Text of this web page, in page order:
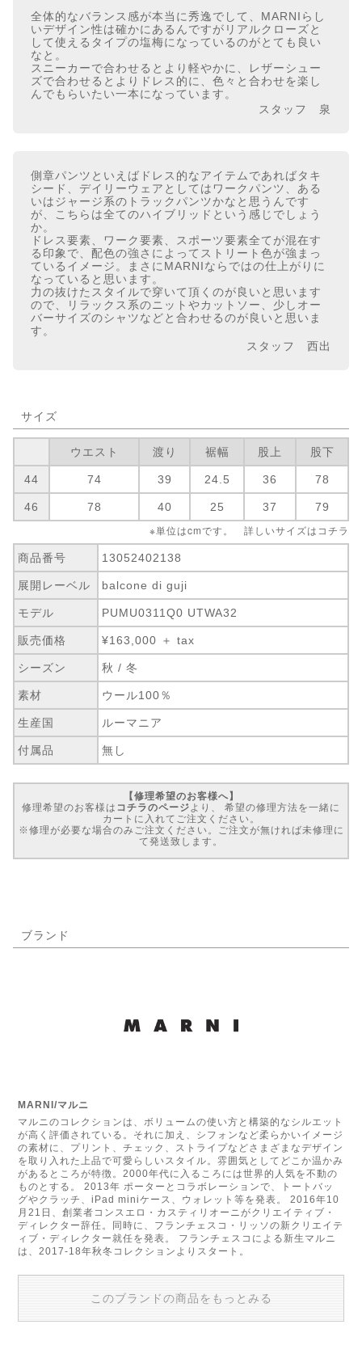
全体的なバランス感が本当に秀逸でして、MARNIらし
いデザイン性は確かにあるんですがリアルクローズと
して使えるタイプの塩梅になっているのがとても良い
なと。
スニーカーで合わせるとより軽やかに、レザーシュー
ズで合わせるとよりドレス的に、色々と合わせを楽し
んでもらいたい一本になっています。
スタッフ 泉
側章パンツといえばドレス的なアイテムであればタキ
シード、デイリーウェアとしてはワークパンツ、ある
いはジャージ系のトラックパンツかなと思うんです
が、こちらは全てのハイブリッドという感じでしょう
か。
ドレス要素、ワーク要素、スポーツ要素全てが混在す
る印象で、配色の強さによってストリート色が強まっ
ているイメージ。まさにMARNIならではの仕上がりに
なっていると思います。
力の抜けたスタイルで穿いて頂くのが良いと思います
ので、リラックス系のニットやカットソー、少しオー
バーサイズのシャツなどと合わせるのが良いと思いま
す。
スタッフ 西出
サイズ
ウエスト 渡り 裾幅 股上 股下
44 74 39 24.5 36 78
46 78 40 25 37 79
※単位はcmです。 詳しいサイズは コチラ
商品番号 13052402138
展開レーベル balcone di guji
モデル PUMU0311Q0 UTWA32
販売価格 ¥163,000 ＋ tax
シーズン 秋 / 冬
素材 ウール100％
生産国 ルーマニア
付属品 無し
【修理希望のお客様へ】
修理希望のお客様は コチラのページ より、 希望の修理方法を一緒に
カートに入れてご注文ください。
※修理が必要な場合のみご注文ください。ご注文が無ければ未修理に
て発送致します。
ブランド
MARNI/マルニ
マルニのコレクションは、ボリュームの使い方と構築的なシルエット
が高く評価されている。それに加え、シフォンなど柔らかいイメージ
の素材に、プリント、チェック、ストライプなどさまざまなデザイン
を取り入れた上品で可愛らしいスタイル。雰囲気としてどこか温かみ
があるところが特徴。2000年代に入るころには世界的人気を不動の
ものとする。 2013年 ポーターとコラボレーションで、トートバッ
グやクラッチ、iPad miniケース、ウォレット等を発表。 2016年10
月21日、創業者コンスエロ・カスティリオーニがクリエイティブ・
ディレクター辞任。同時に、フランチェスコ・リッソの新クリエイテ
ィブ・ディレクター就任を発表。 フランチェスコによる新生マルニ
は、2017-18年秋冬コレクションよりスタート。
このブランドの商品をもっとみる